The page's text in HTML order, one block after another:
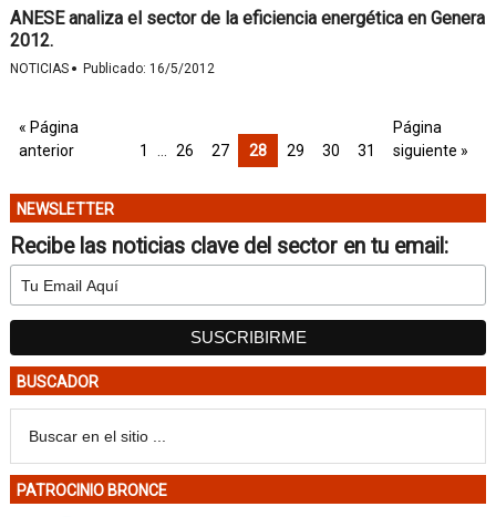
ANESE analiza el sector de la eficiencia energética en Genera
2012.
NOTICIAS · Publicado: 16/5/2012
« Página
anterior
1 26 27 28 29 30 31
Página
siguiente »
NEWSLETTER
Recibe las noticias clave del sector en tu email:
BUSCADOR
PATROCINIO BRONCE